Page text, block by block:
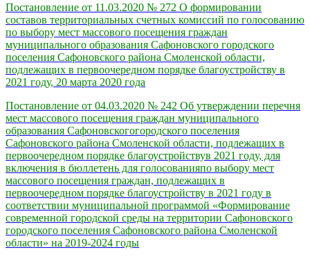
Постановление от 11.03.2020 № 272 О формировании
составов территориальных счетных комиссий по голосованию
по выбору мест массового посещения граждан
муниципального образования Сафоновского городского
поселения Сафоновского района Смоленской области,
подлежащих в первоочередном порядке благоустройству в
2021 году, 20 марта 2020 года
Постановление от 04.03.2020 № 242 Об утверждении перечня
мест массового посещения граждан муниципального
образования Сафоновскогогородского поселения
Сафоновского района Смоленской области, подлежащих в
первоочередном порядке благоустройствув 2021 году, для
включения в бюллетень для голосованияпо выбору мест
массового посещения граждан, подлежащих в
первоочередном порядке благоустройству в 2021 году в
соответствии муниципальной программой «Формирование
современной городской среды на территории Сафоновского
городского поселения Сафоновского района Смоленской
области» на 2019-2024 годы